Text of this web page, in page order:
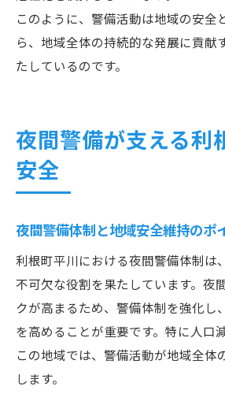
このように、警備活動は地域の安全
ら、地域全体の持続的な発展に貢献
たしているのです。
夜間警備が支える利
安全
夜間警備体制と地域安全維持のポ
利根町平川における夜間警備体制は
不可欠な役割を果たしています。夜
クが高まるため、警備体制を強化し
を高めることが重要です。特に人口
この地域では、警備活動が地域全体
します。